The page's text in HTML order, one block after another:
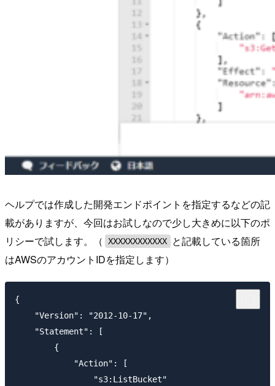
ヘルプでは作成した開発エンドポイントを指定するなどの記
載がありますが、今回はお試しなので少し大きめに以下のポ
リシーで試します。（
XXXXXXXXXXXX
と記載している箇所
はAWSのアカウントIDを指定します）
{
    "Version": "2012-10-17",
    "Statement": [
        {
            "Action": [
                "s3:ListBucket"